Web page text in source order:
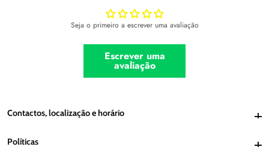
Seja o primeiro a escrever uma avaliação
Escrever uma
avaliação
Contactos, localização e horárioContactos, localização e horário
Políticas